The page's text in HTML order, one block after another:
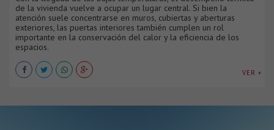
de la vivienda vuelve a ocupar un lugar central. Si bien la
atención suele concentrarse en muros, cubiertas y aberturas
exteriores, las puertas interiores también cumplen un rol
importante en la conservación del calor y la eficiencia de los
espacios.
VER +